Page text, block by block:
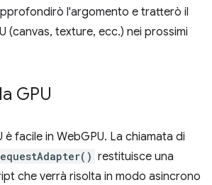
l'argomento e tratterò il
(canvas, texture, ecc.) nei prossimi
GPU
è facile in WebGPU. La chiamata di
restituisce una
che verrà risolta in modo asincrono